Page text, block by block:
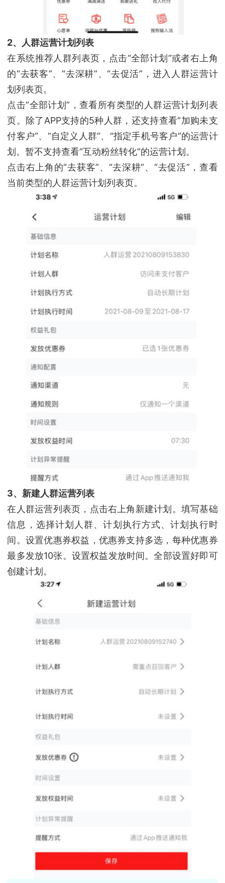
2、人群运营计划列表
在系统推荐人群列表页，点击“全部计划”或者右上角
的“去获客”、“去深耕”、“去促活”，进入人群运营计
划列表页。
点击“全部计划”，查看所有类型的人群运营计划列表
页。除了APP支持的5种人群，还支持查看“加购未支
付客户”、“自定义人群”、“指定手机号客户”的运营计
划。暂不支持查看“互动粉丝转化”的运营计划。
点击右上角的“去获客”、“去深耕”、“去促活”，查看
当前类型的人群运营计划列表页。
3、新建人群运营列表
在人群运营列表页，点击右上角新建计划。填写基础
信息，选择计划人群、计划执行方式、计划执行时
间。设置优惠券权益，优惠券支持多选，每种优惠券
最多发放10张。设置权益发放时间。全部设置好即可
创建计划。